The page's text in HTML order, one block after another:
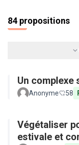
84 propositions
Un complexe
Anonyme 58
Végétaliser
estivale et